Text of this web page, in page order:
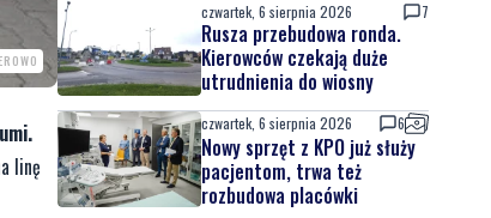
linę
czwartek, 6 sierpnia 2026 7
Rusza przebudowa ronda.
Kierowców czekają duże
utrudnienia do wiosny
czwartek, 6 sierpnia 2026 6
Nowy sprzęt z KPO już służy
pacjentom, trwa też
rozbudowa placówki